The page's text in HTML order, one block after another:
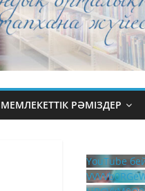
МЕМЛЕКЕТТІК РӘМІЗДЕР
YouTube